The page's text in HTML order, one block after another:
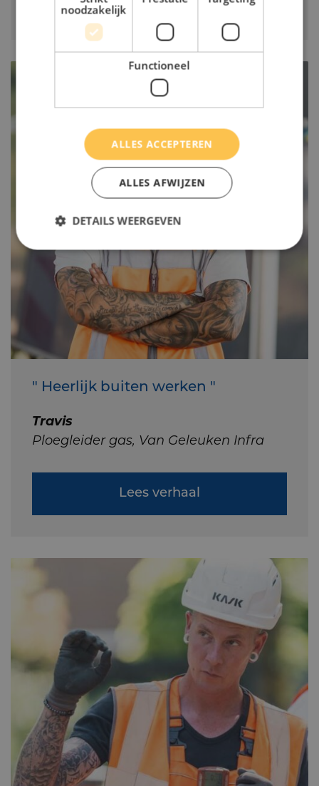
" Heerlijk buiten werken "
Travis
Ploegleider gas, Van Geleuken Infra
Lees verhaal
noodzakelijk
Functioneel
ALLES ACCEPTEREN
ALLES AFWIJZEN
DETAILS WEERGEVEN